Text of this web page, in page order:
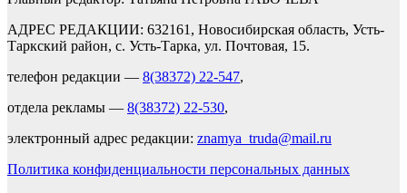
АДРЕС РЕДАКЦИИ: 632161, Новосибирская область, Усть-
Таркский район, с. Усть-Тарка, ул. Почтовая, 15.
телефон редакции — 8(38372) 22-547,
отдела рекламы — 8(38372) 22-530,
электронный адрес редакции: znamya_truda@mail.ru
Политика конфиденциальности персональных данных